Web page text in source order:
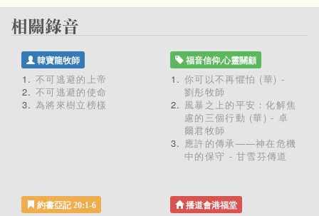
韓寶龍牧師
不可逃避的上帝
不可逃避的使命
為將來樹立榜樣
福音信仰,心靈關顧
你可以不再懼怕 (華) -
劉彤牧師
風暴之上的平安：化解焦
慮的三個行動 (華) - 卓
爾君牧師
應許的傳承——神在危機
中的保守 - 甘雪芬傳道
約書亞記 20:1-6 播道會港福堂